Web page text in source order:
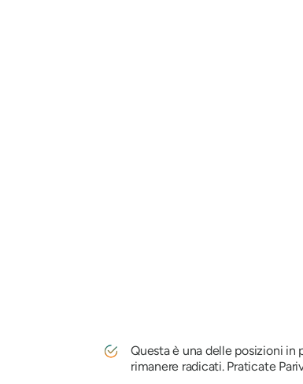
Questa è una delle posizioni
rimanere radicati. Praticate